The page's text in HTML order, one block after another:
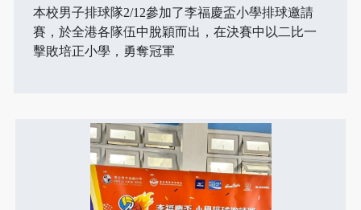
本校男子排球隊2/12參加了李福慶盃小學排球邀請
賽，於全港各隊伍中脫穎而出，在決賽中以二比一
擊敗培正小學，勇奪冠軍